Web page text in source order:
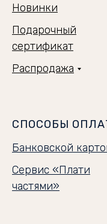
Новинки
Подарочный
сертификат
Распродажа
СПОСОБЫ
Банковской
Сервис «Плати
частями»